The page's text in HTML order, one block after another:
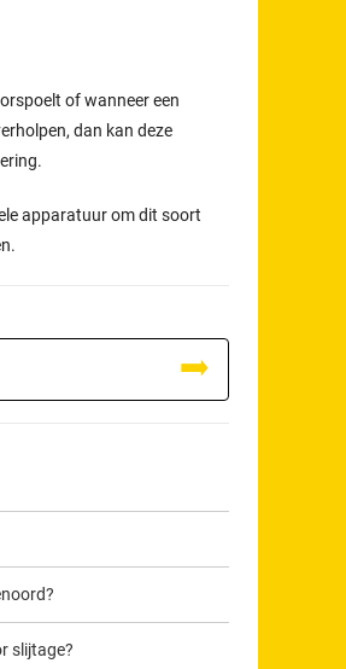
of wanneer een
dan kan deze
apparatuur om dit soort
slijtage?